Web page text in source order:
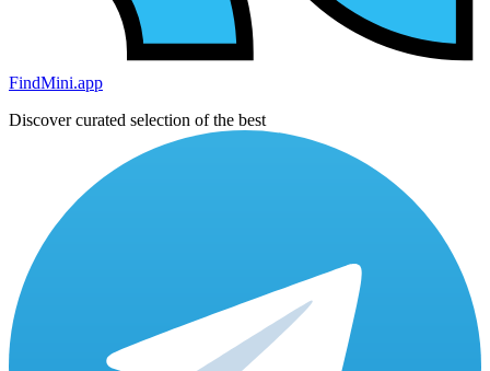
FindMini.app
Discover curated selection of the best